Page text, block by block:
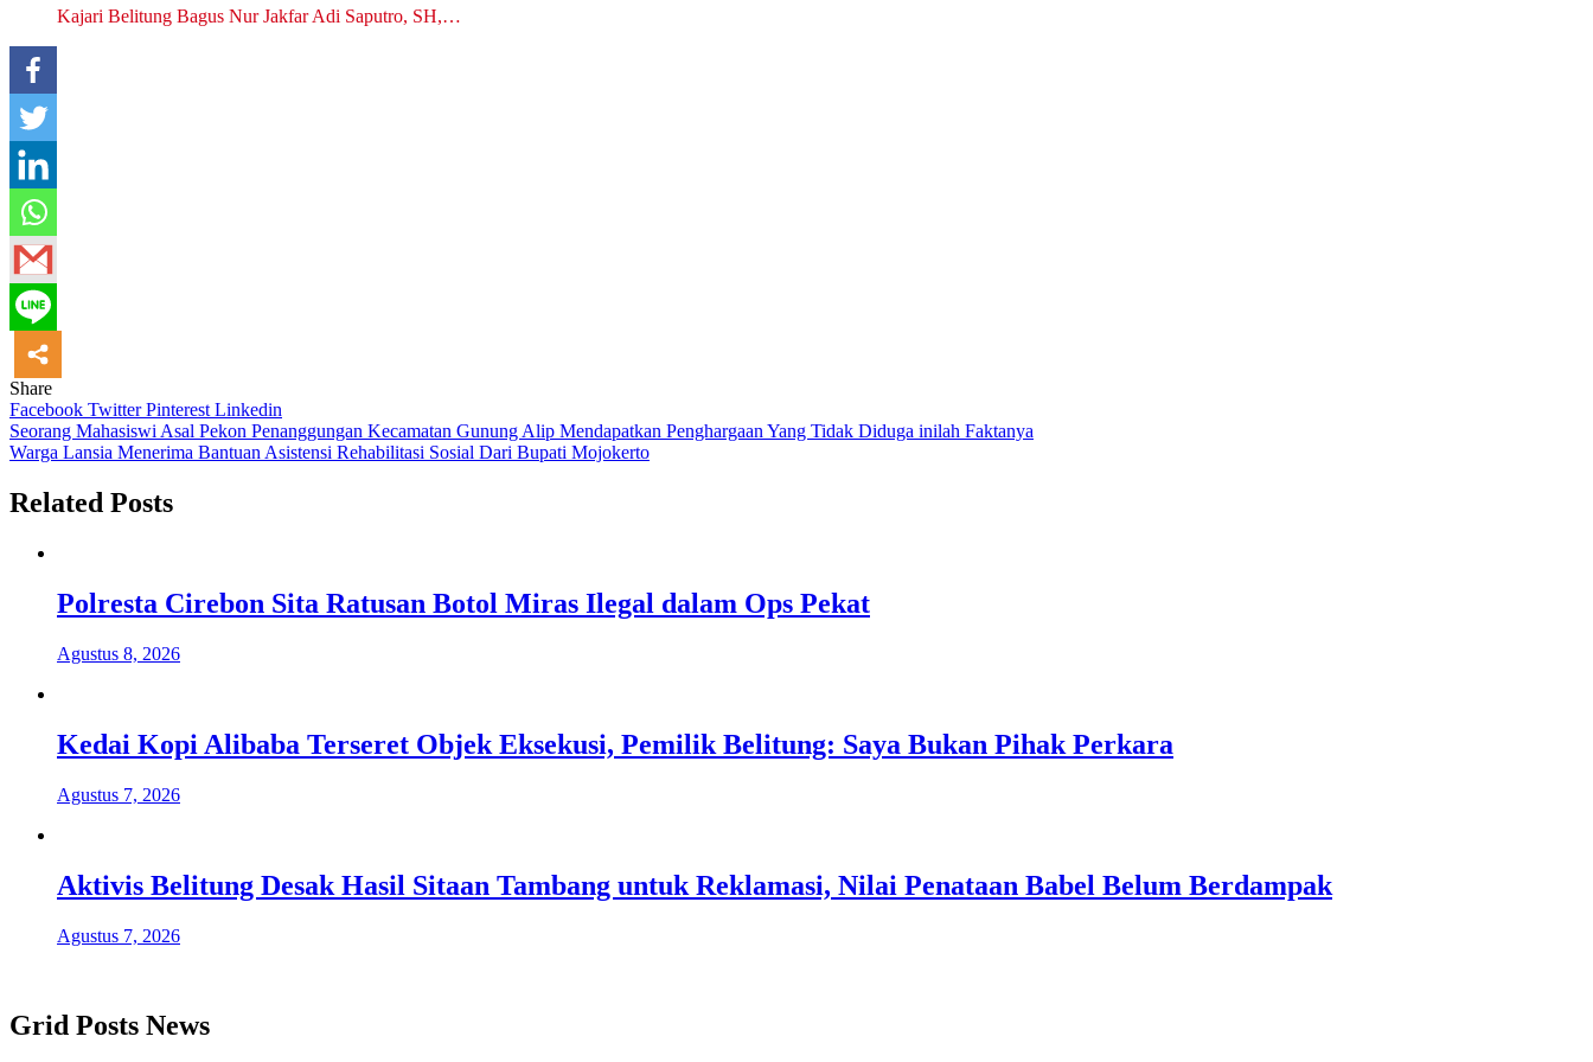
Kajari Belitung Bagus Nur Jakfar Adi Saputro, SH,…
Share
Facebook TwitterPinterest Linkedin
Navigasi
pos
Seorang Mahasiswi Asal Pekon Penanggungan Kecamatan Gunung Alip Mendapatkan Penghargaan Yang Tidak Diduga inilah Faktanya
Warga Lansia Menerima Bantuan Asistensi Rehabilitasi Sosial Dari Bupati Mojokerto
Related Posts
Polresta Cirebon Sita Ratusan Botol Miras Ilegal dalam Ops Pekat
Agustus 8, 2026
Kedai Kopi Alibaba Terseret Objek Eksekusi, Pemilik Belitung: Saya Bukan Pihak Perkara
Agustus 7, 2026
Aktivis Belitung Desak Hasil Sitaan Tambang untuk Reklamasi, Nilai Penataan Babel Belum Berdampak
Agustus 7, 2026
Grid Posts News